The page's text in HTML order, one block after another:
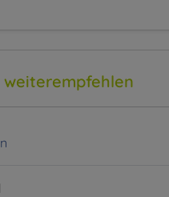
weiterempfehlen